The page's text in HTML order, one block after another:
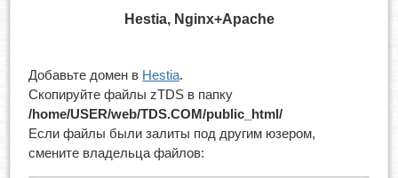
Hestia, Nginx+Apache
Добавьте домен в Hestia.
Скопируйте файлы zTDS в папку
/home/USER/web/TDS.COM/public_html/
Если файлы были залиты под другим юзером,
смените владельца файлов: